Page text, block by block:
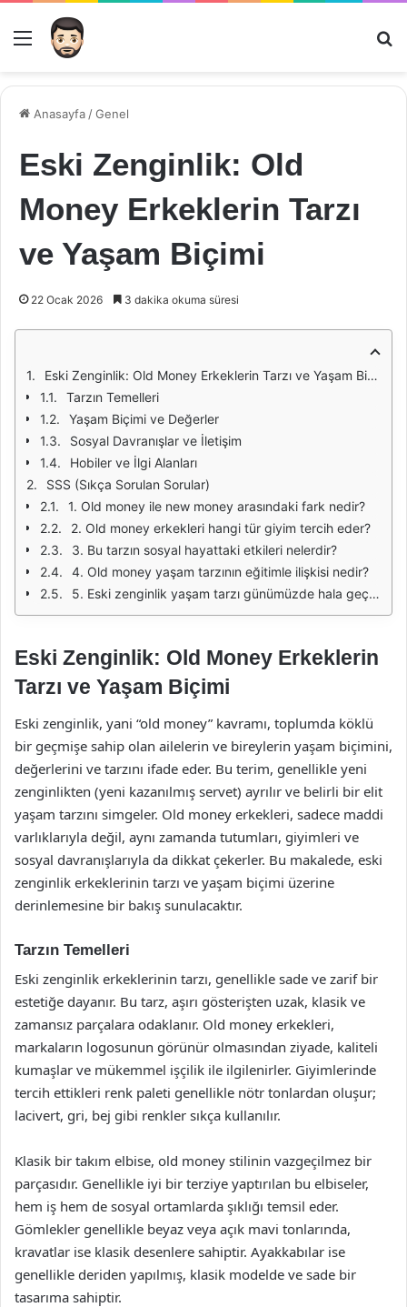
Menü
Anasayfa /Genel
Eski Zenginlik: Old
Money Erkeklerin Tarzı
ve Yaşam Biçimi
22 Ocak 2026 3 dakika okuma süresi
Eski Zenginlik: Old Money Erkeklerin Tarzı ve Yaşam Biçimi
Tarzın Temelleri
Yaşam Biçimi ve Değerler
Sosyal Davranışlar ve İletişim
Hobiler ve İlgi Alanları
SSS (Sıkça Sorulan Sorular)
1. Old money ile new money arasındaki fark nedir?
2. Old money erkekleri hangi tür giyim tercih eder?
3. Bu tarzın sosyal hayattaki etkileri nelerdir?
4. Old money yaşam tarzının eğitimle ilişkisi nedir?
5. Eski zenginlik yaşam tarzı günümüzde hala geçerli mi?
Eski Zenginlik: Old Money Erkeklerin
Tarzı ve Yaşam Biçimi
Eski zenginlik, yani “old money” kavramı, toplumda köklü
bir geçmişe sahip olan ailelerin ve bireylerin yaşam biçimini,
değerlerini ve tarzını ifade eder. Bu terim, genellikle yeni
zenginlikten (yeni kazanılmış servet) ayrılır ve belirli bir elit
yaşam tarzını simgeler. Old money erkekleri, sadece maddi
varlıklarıyla değil, aynı zamanda tutumları, giyimleri ve
sosyal davranışlarıyla da dikkat çekerler. Bu makalede, eski
zenginlik erkeklerinin tarzı ve yaşam biçimi üzerine
derinlemesine bir bakış sunulacaktır.
Tarzın Temelleri
Eski zenginlik erkeklerinin tarzı, genellikle sade ve zarif bir
estetiğe dayanır. Bu tarz, aşırı gösterişten uzak, klasik ve
zamansız parçalara odaklanır. Old money erkekleri,
markaların logosunun görünür olmasından ziyade, kaliteli
kumaşlar ve mükemmel işçilik ile ilgilenirler. Giyimlerinde
tercih ettikleri renk paleti genellikle nötr tonlardan oluşur;
lacivert, gri, bej gibi renkler sıkça kullanılır.
Klasik bir takım elbise, old money stilinin vazgeçilmez bir
parçasıdır. Genellikle iyi bir terziye yaptırılan bu elbiseler,
hem iş hem de sosyal ortamlarda şıklığı temsil eder.
Gömlekler genellikle beyaz veya açık mavi tonlarında,
kravatlar ise klasik desenlere sahiptir. Ayakkabılar ise
genellikle deriden yapılmış, klasik modelde ve sade bir
tasarıma sahiptir.